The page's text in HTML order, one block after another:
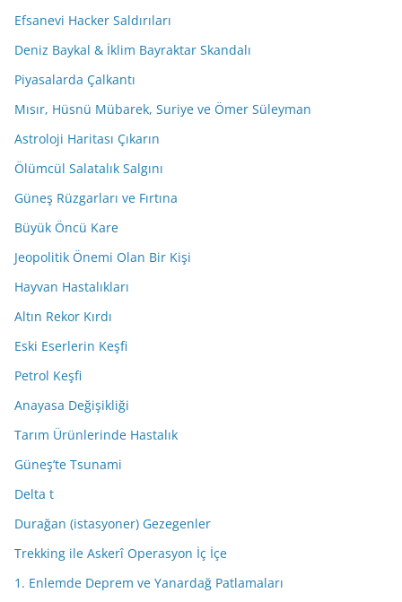
Efsanevi Hacker Saldırıları
Deniz Baykal & İklim Bayraktar Skandalı
Piyasalarda Çalkantı
Mısır, Hüsnü Mübarek, Suriye ve Ömer Süleyman
Astroloji Haritası Çıkarın
Ölümcül Salatalık Salgını
Güneş Rüzgarları ve Fırtına
Büyük Öncü Kare
Jeopolitik Önemi Olan Bir Kişi
Hayvan Hastalıkları
Altın Rekor Kırdı
Eski Eserlerin Keşfi
Petrol Keşfi
Anayasa Değişikliği
Tarım Ürünlerinde Hastalık
Güneş’te Tsunami
Delta t
Durağan (istasyoner) Gezegenler
Trekking ile Askerî Operasyon İç İçe
1. Enlemde Deprem ve Yanardağ Patlamaları